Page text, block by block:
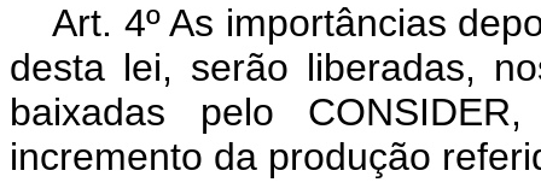
Art. 4º As importâncias
desta lei, serão liberadas,
baixadas pelo
incremento da produção